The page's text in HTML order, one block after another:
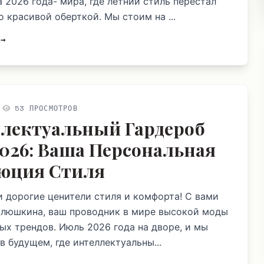
красивой оберткой. Мы стоим на ...
53 ПРОСМОТРОВ
Гардероб
Ваша Персональная
Стиля
дорогие ценители стиля и комфорта! С вами
ваш проводник в мире высокой моды
трендов. Июль 2026 года на дворе, и мы
будущем, где интеллектуальны...